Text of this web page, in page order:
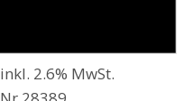
inkl. 2.6% MwSt.